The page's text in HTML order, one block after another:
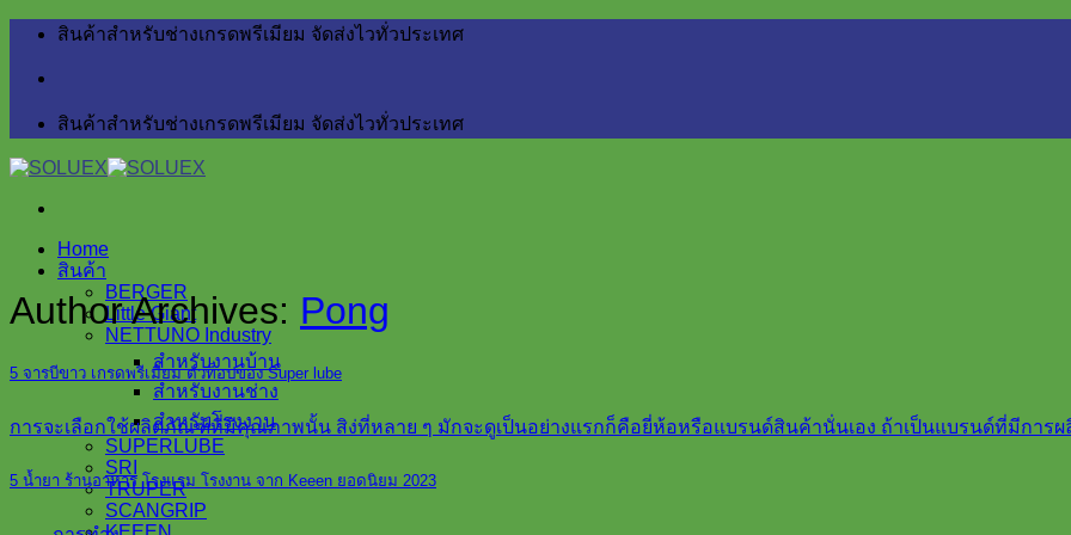
Skip
สินค้าสำหรับช่างเกรดพรีเมียม จัดส่งไวทั่วประเทศ
สินค้าสำหรับช่างเกรดพรีเมียม จัดส่งไวทั่วประเทศ
Home
สินค้า
BERGER
Little Giant
NETTUNO Industry
สำหรับงานบ้าน
สำหรับงานช่าง
สำหรับโรงงาน
SUPERLUBE
SRI
TRUPER
SCANGRIP
Author Archives: Pong
5 จารบีขาว เกรดพรีเมี่ยม ตัวท็อปของ Super lube
การจะเลือกใช้ผลิตภัณฑ์ที่มีคุณภาพนั้น สิง่ที่หลาย ๆ มักจะดูเป็นอย่างแรกก็คือยี่ห้อหรือแบรนด์สินค้านั่นเอง ถ้าเป็นแบรนด์ที่มีการผลิ
5 น้ำยา ร้านอาหาร โรงแรม โรงงาน จาก Keeen ยอดนิยม 2023